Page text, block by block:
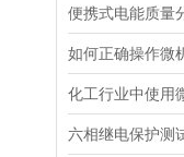
如何正确操作微